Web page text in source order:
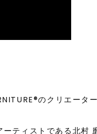
のクリエータ
ーティストである